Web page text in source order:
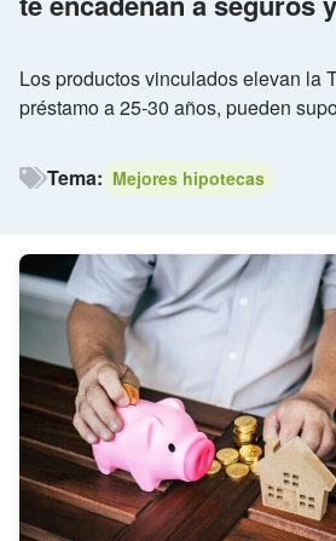
Los productos vinculados elevan la
préstamo a 25-30 años, pueden
Tema: Mejores hipotecas